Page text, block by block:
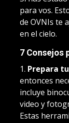
para vos.
de OVNIs te
en el cielo.
7 Consejos
1. Prepara
entonces
incluye
video y
Estas